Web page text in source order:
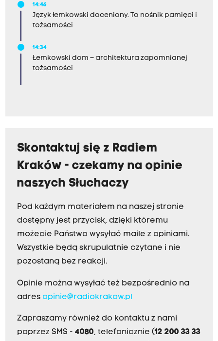
14:46
Język łemkowski doceniony. To nośnik pamięci i
tożsamości
14:34
Łemkowski dom – architektura zapomnianej
tożsamości
Skontaktuj się z Radiem
Kraków - czekamy na opinie
naszych Słuchaczy
Pod każdym materiałem na naszej stronie
dostępny jest przycisk, dzięki któremu
możecie Państwo wysyłać maile z opiniami.
Wszystkie będą skrupulatnie czytane i nie
pozostaną bez reakcji.
Opinie można wysyłać też bezpośrednio na
adres opinie@radiokrakow.pl
Zapraszamy również do kontaktu z nami
poprzez SMS - 4080, telefonicznie (12 200 33 33